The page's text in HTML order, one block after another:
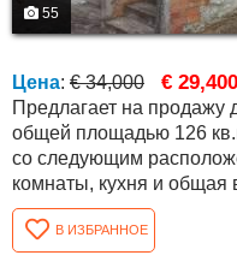
55
Цена: € 34,000 € 29,400
Предлагает на продажу
общей площадью 126 кв.м. Дом состоит из двух
со следующим
комнаты, кухня и общая
две комнаты,
туалет. Дом после
ПВХ, дверями ПВХ,
В ИЗБРАННОЕ